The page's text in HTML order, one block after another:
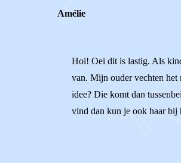
Amélie
Hoi! Oei dit is lastig. Als
van. Mijn ouder vechten
idee? Die komt dan
vind dan kun je ook haar bij